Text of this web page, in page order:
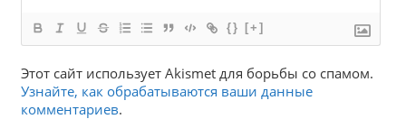
{} [+]
Этот сайт использует Akismet для борьбы со спамом.
Узнайте, как обрабатываются ваши данные
комментариев.